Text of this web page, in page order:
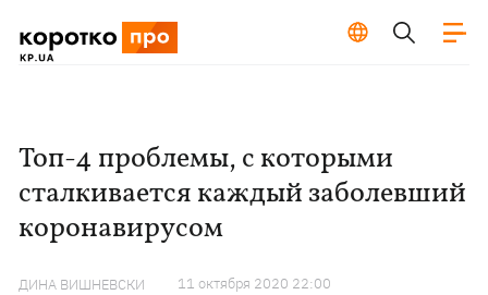
Топ-4 проблемы, с которыми
сталкивается каждый заболевший
коронавирусом
ДИНА ВИШНЕВСКИ 11 октября 2020 22:00